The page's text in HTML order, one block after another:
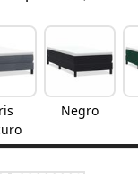
Negro